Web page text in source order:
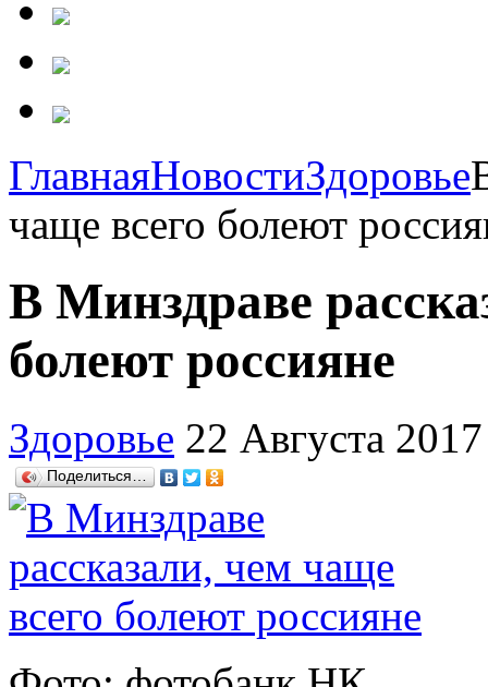
ГлавнаяНовостиЗдоровье
чаще всего болеют
В Минздраве
болеют россияне
Здоровье 22 Августа 2017
Поделиться…